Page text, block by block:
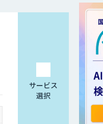
サービス
選択